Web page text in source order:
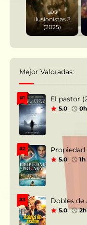
Los
ilusionistas 3
(2025)
Mejor Valoradas:
#1 El pastor
5.0
#2 Propiedad
5.0
#3 Dobles de
5.0